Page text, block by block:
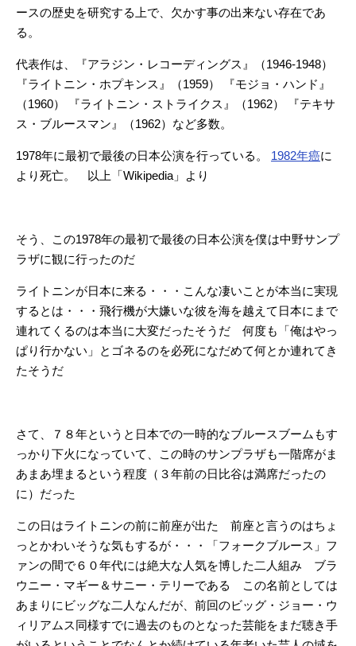
ースの歴史を研究する上で、欠かす事の出来ない存在であ
る。
代表作は、『アラジン・レコーディングス』（1946-1948）
『ライトニン・ホプキンス』（1959） 『モジョ・ハンド』
（1960） 『ライトニン・ストライクス』（1962） 『テキサ
ス・ブルースマン』（1962）など多数。
1978年に最初で最後の日本公演を行っている。 1982年癌に
より死亡。 以上「Wikipedia」より
そう、この1978年の最初で最後の日本公演を僕は中野サンプ
ラザに観に行ったのだ
ライトニンが日本に来る・・・こんな凄いことが本当に実現
するとは・・・飛行機が大嫌いな彼を海を越えて日本にまで
連れてくるのは本当に大変だったそうだ 何度も「俺はやっ
ぱり行かない」とゴネるのを必死になだめて何とか連れてき
たそうだ
さて、７８年というと日本での一時的なブルースブームもす
っかり下火になっていて、この時のサンプラザも一階席がま
あまあ埋まるという程度（３年前の日比谷は満席だったの
に）だった
この日はライトニンの前に前座が出た 前座と言うのはちょ
っとかわいそうな気もするが・・・「フォークブルース」フ
ァンの間で６０年代には絶大な人気を博した二人組み ブラ
ウニー・マギー＆サニー・テリーである この名前としては
あまりにビッグな二人なんだが、前回のビッグ・ジョー・ウ
ィリアムス同様すでに過去のものとなった芸能をまだ聴き手